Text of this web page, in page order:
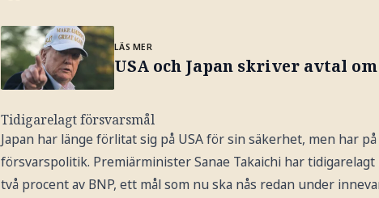
LÄS MER
USA och Japan skriver avtal
Tidigarelagt försvarsmål
Japan har länge förlitat sig på USA för sin säkerhet, men har
försvarspolitik. Premiärminister Sanae Takaichi har
två procent av BNP, ett mål som nu ska nås redan under